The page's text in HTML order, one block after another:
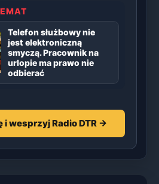
Telefon służbowy nie
jest elektroniczną
smyczą. Pracownik na
urlopie ma prawo nie
odbierać
i wesprzyj Radio DTR →